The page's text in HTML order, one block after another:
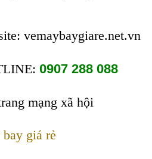
vemaybaygiare.net.vn
0907 288 088
mạng xã hội
giá rẻ